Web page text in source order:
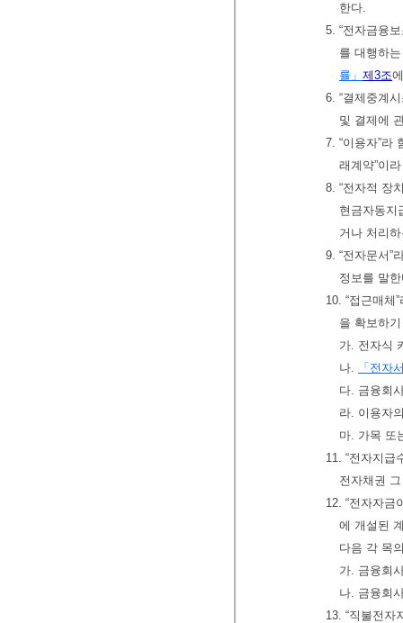
한다.
5. “전자금융
를 대행하
률」 제3조
6. “결제중계
및 결제에
7. “이용자”라
래계약”이
8. “전자적 장
현금자동지
거나 처리
9. “전자문서”
정보를 말
10. “접근매체
을 확보하
가. 전자식
나.
「전자
다. 금융회
라. 이용자
마. 가목 또
11. “전자지급
전자채권
12. “전자자금
에 개설된
다음 각 목
가. 금융회
나. 금융회
13. “직불전자